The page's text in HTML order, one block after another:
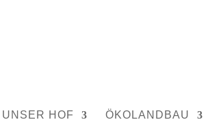
UNSER HOF ÖKOLANDBAU